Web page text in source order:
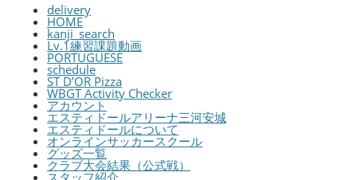
delivery
HOME
kanji_search
Lv.1練習課題動画
PORTUGUESE
schedule
ST D’OR Pizza
WBGT Activity Checker
アカウント
エスティドールアリーナ三河安城
エスティドールについて
オンラインサッカースクール
グッズ一覧
クラブ大会結果（公式戦）
スタッフ紹介